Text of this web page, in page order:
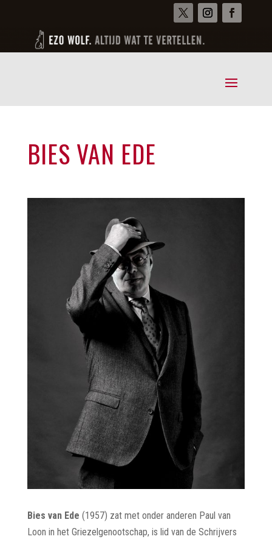
BIES VAN EDE
Bies van Ede (1957) zat met onder anderen Paul van
Loon in het Griezelgenootschap, is lid van de Schrijvers